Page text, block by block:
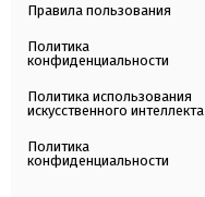
Правила пользования
Политика
конфиденциальности
Политика использования
искусственного интеллекта
Политика
конфиденциальности